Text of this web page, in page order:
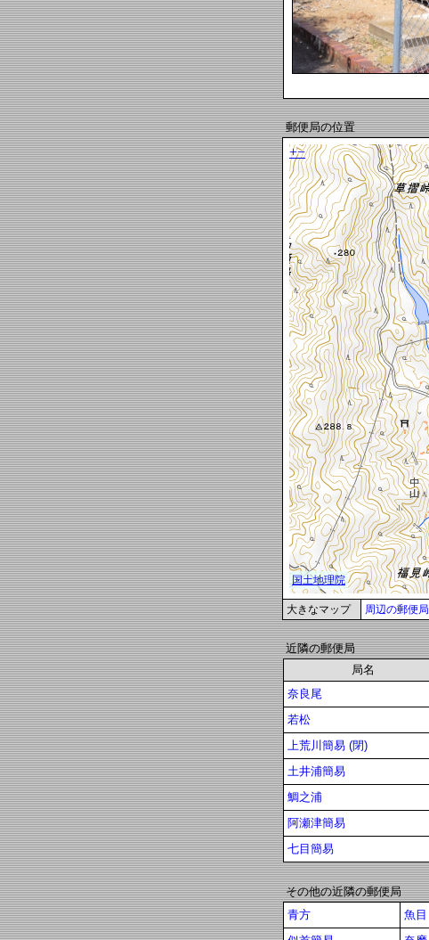
郵便局の位置
大きなマップ 周辺の郵便局
近隣の郵便局
局名
奈良尾
若松
上荒川簡易 (閉)
土井浦簡易
鯛之浦
阿瀬津簡易
七目簡易
その他の近隣の郵便局
青方
魚目